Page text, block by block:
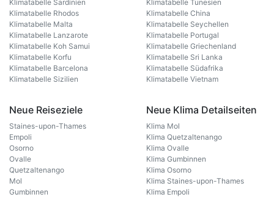
Klimatabelle Sardinien
Klimatabelle Rhodos
Klimatabelle Malta
Klimatabelle Lanzarote
Klimatabelle Koh Samui
Klimatabelle Korfu
Klimatabelle Barcelona
Klimatabelle Sizilien
Klimatabelle Tunesien
Klimatabelle China
Klimatabelle Seychellen
Klimatabelle Portugal
Klimatabelle Griechenland
Klimatabelle Sri Lanka
Klimatabelle Südafrika
Klimatabelle Vietnam
Neue Reiseziele
Staines-upon-Thames
Empoli
Osorno
Ovalle
Quetzaltenango
Mol
Gumbinnen
Neue Klima Detailseiten
Klima Mol
Klima Quetzaltenango
Klima Ovalle
Klima Gumbinnen
Klima Osorno
Klima Staines-upon-Thames
Klima Empoli